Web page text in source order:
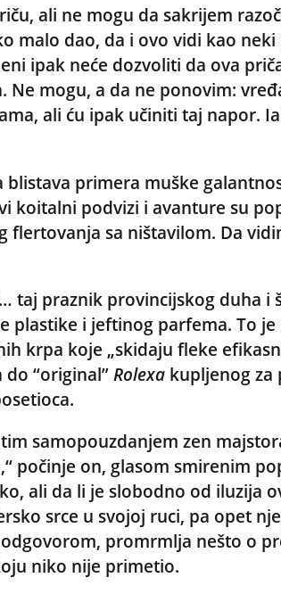
ali ne mogu da sakrijem
malo dao, da i ovo vidi kao
ipak neće dozvoliti da ova
Ne mogu, a da ne ponovim:
ali ću ipak učiniti taj napor.
blistava primera muške
koitalni podvizi i avanture su
flertovanja sa ništavilom. Da
taj praznik provincijskog duha i
plastike i jeftinog parfema. To
krpa koje „skidaju fleke
do “original”Rolexa kupljenog za
samopouzdanjem zen
počinje on, glasom smirenim
ali da li je slobodno od iluzija
srce u svojoj ruci, pa opet
promrmlja nešto o
niko nije primetio.